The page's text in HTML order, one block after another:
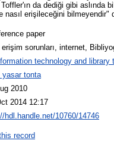
da dediği gibi
nasıl erişileceğini bilmeyendir"
paper
erişim sorunları, internet,
technology and library
yasar tonta
2010
2014 12:17
hdl.handle.net/10760/14746
record